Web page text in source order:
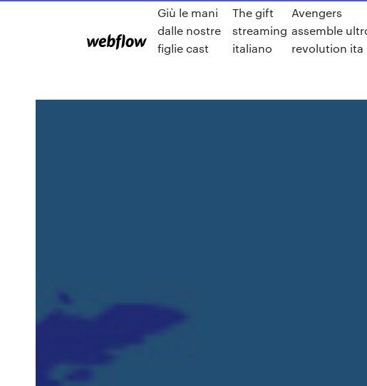
Giù le mani
dalle nostre
figlie cast
The gift
streaming
italiano
Avengers
assemble
revolution ita